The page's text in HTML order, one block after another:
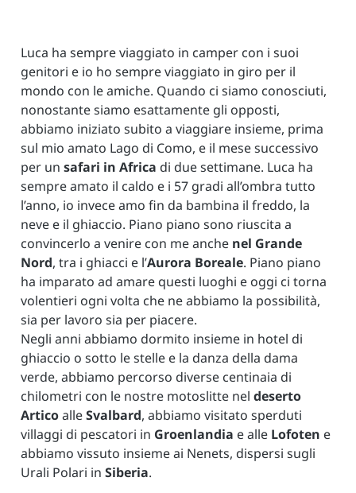
Luca ha sempre viaggiato in camper con i suoi
genitori e io ho sempre viaggiato in giro per il
mondo con le amiche. Quando ci siamo conosciuti,
nonostante siamo esattamente gli opposti,
abbiamo iniziato subito a viaggiare insieme, prima
sul mio amato Lago di Como, e il mese successivo
per un safari in Africa di due settimane. Luca ha
sempre amato il caldo e i 57 gradi all’ombra tutto
l’anno, io invece amo fin da bambina il freddo, la
neve e il ghiaccio. Piano piano sono riuscita a
convincerlo a venire con me anche nel Grande
Nord, tra i ghiacci e l’Aurora Boreale. Piano piano
ha imparato ad amare questi luoghi e oggi ci torna
volentieri ogni volta che ne abbiamo la possibilità,
sia per lavoro sia per piacere.
Negli anni abbiamo dormito insieme in hotel di
ghiaccio o sotto le stelle e la danza della dama
verde, abbiamo percorso diverse centinaia di
chilometri con le nostre motoslitte nel deserto
ArticoalleSvalbard, abbiamo visitato sperduti
villaggi di pescatori in Groenlandia e alle Lofoten e
abbiamo vissuto insieme ai Nenets, dispersi sugli
Urali Polari in Siberia.